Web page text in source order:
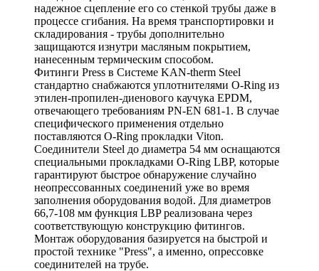
надежное сцепление его со стенкой трубы даже в
процессе сгибания. На время транспортировки и
складирования - трубы дополнительно
защищаются изнутри масляным покрытием,
нанесенным термическим способом.
Фитинги Press в Системе KAN-therm Steel
стандартно снабжаются уплотнителями O-Ring из
этилен-пропилен-диенового каучука EPDM,
отвечающего требованиям PN-EN 681-1. В случае
специфического применения отдельно
поставляются O-Ring прокладки Viton.
Соединители Steel до диаметра 54 мм оснащаются
специальными прокладками O-Ring LBP, которые
гарантируют быстрое обнаружение случайно
неопрессованных соединений уже во время
заполнения оборудования водой. Для диаметров
66,7-108 мм функция LBP реализована через
соответствующую конструкцию фитингов.
Монтаж оборудования базируется на быстрой и
простой технике "Press", а именно, опрессовке
соединителей на трубе.